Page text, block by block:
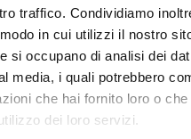
traffico. Condividiamo
in cui utilizzi il nostro
si occupano di analisi dei
media, i quali potrebbero
che hai fornito loro o che
dei loro servizi.
prodotti
pavimentazioni tessili
e Residenziale, e